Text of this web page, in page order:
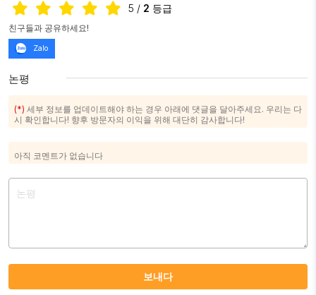
5 / 2 등급
친구들과 공유하세요!
Zalo
논평
(*) 세부 정보를 업데이트해야 하는 경우 아래에 댓글을 달아주세요. 우리는 다
시 확인합니다! 향후 방문자의 이익을 위해 대단히 감사합니다!
아직 코멘트가 없습니다
보내다